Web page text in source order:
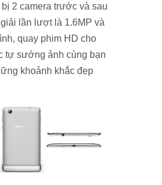
2 camera trước và sau
lần lượt là 1.6MP và
quay phim HD cho
tự sướng ảnh cùng bạn
khoảnh khắc đẹp